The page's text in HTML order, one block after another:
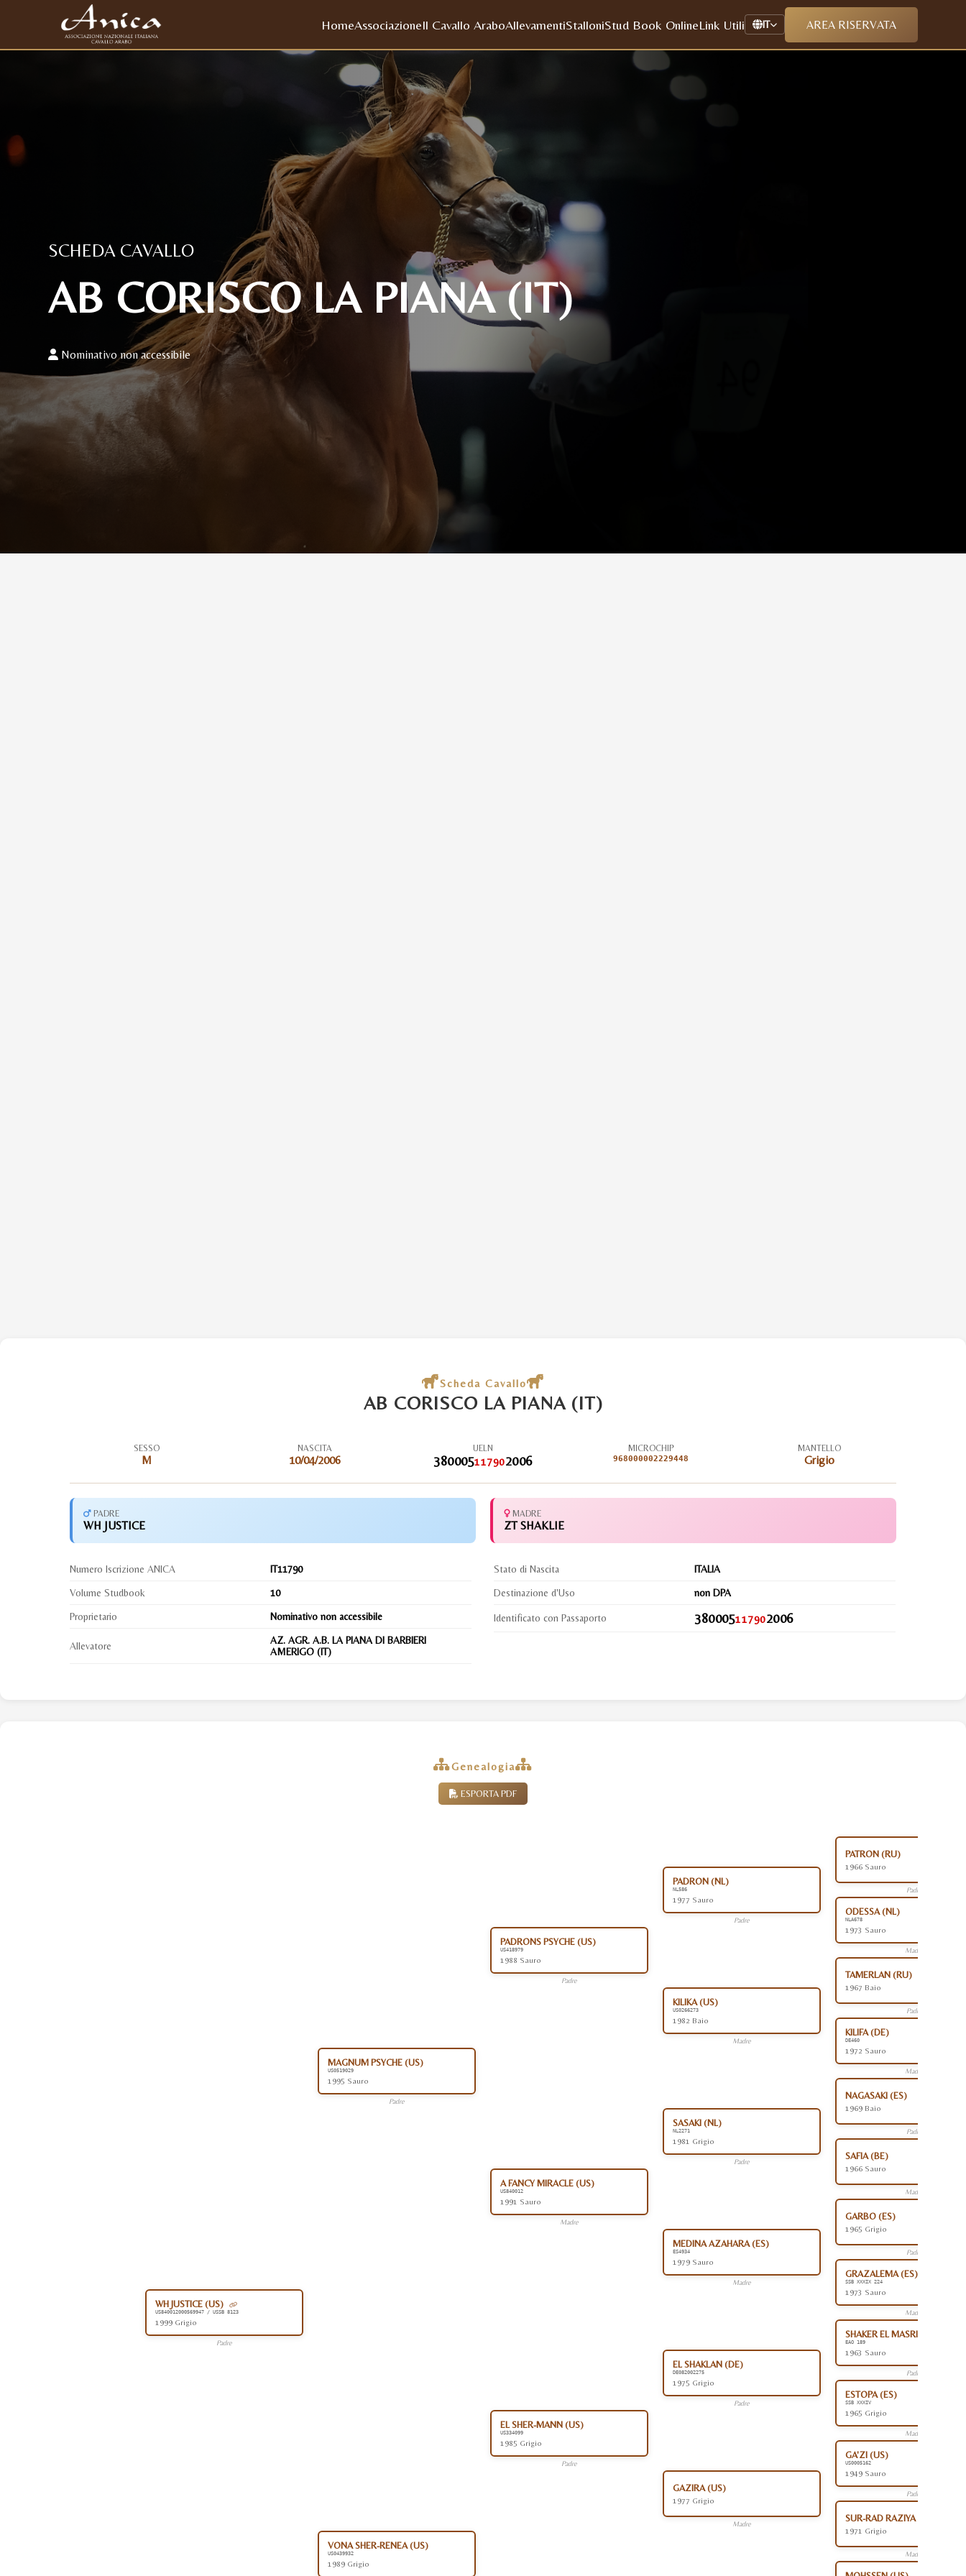
HomeAssociazioneIl Cavallo AraboAllevamentiStalloniStud Book OnlineLink Utili IT AREA RISERVATA
SCHEDA CAVALLO
AB CORISCO LA PIANA (IT)
Nominativo non accessibile
Scheda Cavallo
AB CORISCO LA PIANA (IT)
SESSO
M
NASCITA
10/04/2006
UELN
380005117902006
MICROCHIP
968000002229448
MANTELLO
Grigio
PADRE
WH JUSTICE
MADRE
ZT SHAKLIE
Numero Iscrizione ANICA IT11790
Volume Studbook 10
Proprietario Nominativo non accessibile
Allevatore
AZ. AGR. A.B. LA PIANA DI BARBIERI
AMERIGO (IT)
Stato di Nascita ITALIA
Destinazione d'Uso non DPA
Identificato con Passaporto 380005117902006
Genealogia
ESPORTA PDF
WH JUSTICE (US)
US840012000569947 / USSB 8123
1999 Grigio
Padre
MAGNUM PSYCHE (US)
US0519029
1995 Sauro
Padre
PADRONS PSYCHE (US)
US418979
1988 Sauro
Padre
PADRON (NL)
NL586
1977 Sauro
Padre
PATRON (RU)
1966 Sauro
Padre
ODESSA (NL)
NLA678
1973 Sauro
Madre
KILIKA (US)
US0266273
1982 Baio
Madre
TAMERLAN (RU)
1967 Baio
Padre
KILIFA (DE)
DE460
1972 Sauro
Madre
A FANCY MIRACLE (US)
US840012
1991 Sauro
Madre
SASAKI (NL)
NL2271
1981 Grigio
Padre
NAGASAKI (ES)
1969 Baio
Padre
SAFIA (BE)
1966 Sauro
Madre
MEDINA AZAHARA (ES)
ES4934
1979 Sauro
Madre
GARBO (ES)
1965 Grigio
Padre
GRAZALEMA (ES)
SSB XXXIX 224
1973 Sauro
Madre
VONA SHER-RENEA (US)
US0439932
1989 Grigio
EL SHER-MANN (US)
US334099
1985 Grigio
Padre
EL SHAKLAN (DE)
DE082002275
1975 Grigio
Padre
SHAKER EL MASRI (EG)
EAO 189
1963 Sauro
Padre
ESTOPA (ES)
SSB XXXIV
1965 Grigio
Madre
GAZIRA (US)
1977 Grigio
Madre
GA'ZI (US)
US0005162
1949 Sauro
Padre
SUR-RAD RAZIYA (US)
1971 Grigio
Madre